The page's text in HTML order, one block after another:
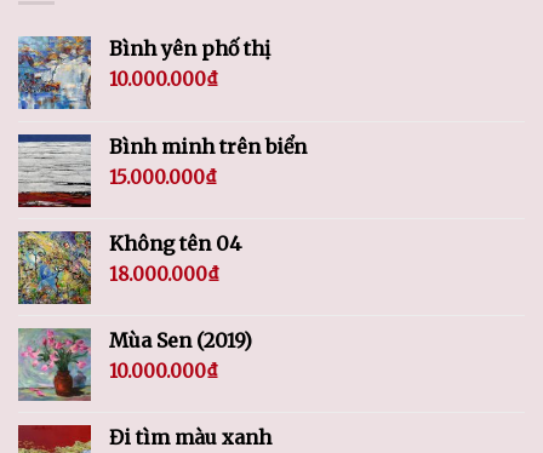
Bình yên phố thị
10.000.000₫
Bình minh trên biển
15.000.000₫
Không tên 04
18.000.000₫
Mùa Sen (2019)
10.000.000₫
Đi tìm màu xanh